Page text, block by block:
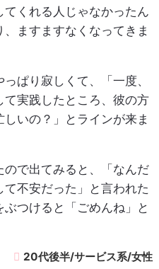
くれる人じゃなかったん
ますますなくなってきま
ぱり寂しくて、「一度、
実践したところ、彼の方
いの？」とラインが来ま
で出てみると、「なんだ
不安だった」と言われた
つけると「ごめんね」と
20代後半/サービス系/女性